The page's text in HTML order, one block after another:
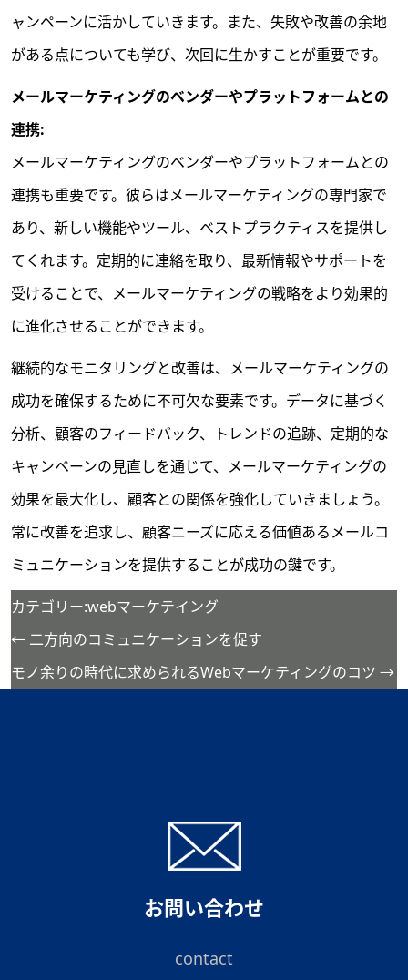
ャンペーンに活かしていきます。また、失敗や改善の余地
がある点についても学び、次回に生かすことが重要です。
メールマーケティングのベンダーやプラットフォームとの
連携:
メールマーケティングのベンダーやプラットフォームとの
連携も重要です。彼らはメールマーケティングの専門家で
あり、新しい機能やツール、ベストプラクティスを提供し
てくれます。定期的に連絡を取り、最新情報やサポートを
受けることで、メールマーケティングの戦略をより効果的
に進化させることができます。
継続的なモニタリングと改善は、メールマーケティングの
成功を確保するために不可欠な要素です。データに基づく
分析、顧客のフィードバック、トレンドの追跡、定期的な
キャンペーンの見直しを通じて、メールマーケティングの
効果を最大化し、顧客との関係を強化していきましょう。
常に改善を追求し、顧客ニーズに応える価値あるメールコ
ミュニケーションを提供することが成功の鍵です。
カテゴリー:webマーケテイング
投
← 二方向のコミュニケーションを促す
モノ余りの時代に求められるWebマーケティングのコツ →
お問い合わせ
contact